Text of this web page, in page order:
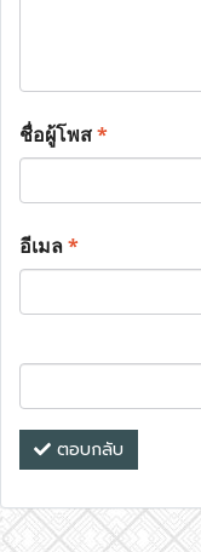
ชื่อผู้โพส*
อีเมล*
ตอบกลับ